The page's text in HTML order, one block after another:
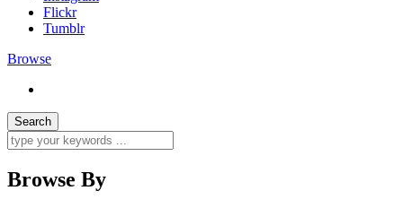
Flickr
Tumblr
Browse
Browse By